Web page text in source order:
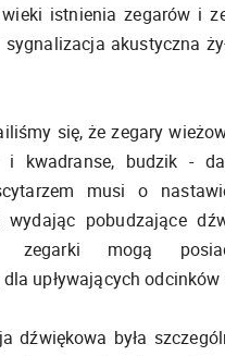
wieki istnienia zegarów i
akustyczna
się, że zegary
i kwadranse, budzik -
musi o
wydając pobudzające
zegarki mogą
upływających odcinków
dźwiękowa była